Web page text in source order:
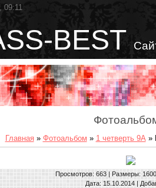
09:11
BEST
Главная » Фотоальбом » 1 четверть 9А»
Просмотров: 663 | Размеры:
Дата: 15.10.2014 |